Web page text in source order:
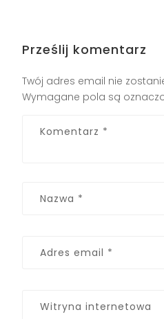
Prześlij komentarz
Twój adres email nie
Wymagane pola są